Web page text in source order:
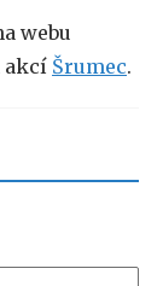
webu
akcí Šrumec.